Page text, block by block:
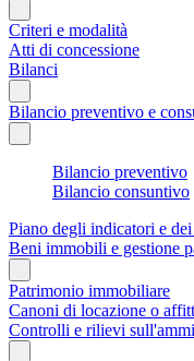
Criteri e modalità
Atti di concessione
Bilanci
Bilancio preventivo e
Bilancio preventivo
Bilancio consuntivo
Piano degli indicatori e
Beni immobili e gestione
Patrimonio immobiliare
Canoni di locazione o
Controlli e rilievi